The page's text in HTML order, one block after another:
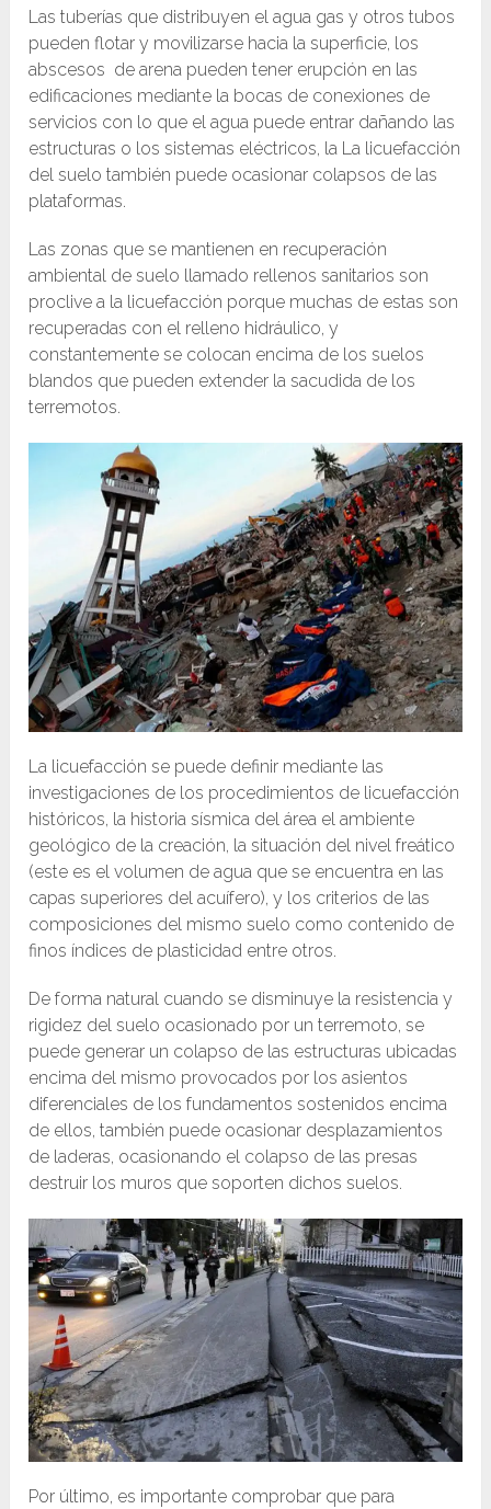
Las tuberías que distribuyen el agua gas y otros tubos
pueden flotar y movilizarse hacia la superficie, los
abscesos de arena pueden tener erupción en las
edificaciones mediante la bocas de conexiones de
servicios con lo que el agua puede entrar dañando las
estructuras o los sistemas eléctricos, la La licuefacción
del suelo también puede ocasionar colapsos de las
plataformas.
Las zonas que se mantienen en recuperación
ambiental de suelo llamado rellenos sanitarios son
proclive a la licuefacción porque muchas de estas son
recuperadas con el relleno hidráulico, y
constantemente se colocan encima de los suelos
blandos que pueden extender la sacudida de los
terremotos.
La licuefacción se puede definir mediante las
investigaciones de los procedimientos de licuefacción
históricos, la historia sísmica del área el ambiente
geológico de la creación, la situación del nivel freático
(este es el volumen de agua que se encuentra en las
capas superiores del acuífero), y los criterios de las
composiciones del mismo suelo como contenido de
finos índices de plasticidad entre otros.
De forma natural cuando se disminuye la resistencia y
rigidez del suelo ocasionado por un terremoto, se
puede generar un colapso de las estructuras ubicadas
encima del mismo provocados por los asientos
diferenciales de los fundamentos sostenidos encima
de ellos, también puede ocasionar desplazamientos
de laderas, ocasionando el colapso de las presas
destruir los muros que soporten dichos suelos.
Por último, es importante comprobar que para